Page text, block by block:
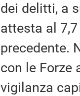
dei delitti, a
attesta al
precedente.
con le Forze
vigilanza